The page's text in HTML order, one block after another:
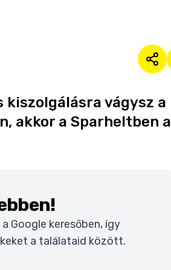
kiszolgálásra vágysz a
akkor a Sparheltben a
Google keresőben, így
a találataid között.